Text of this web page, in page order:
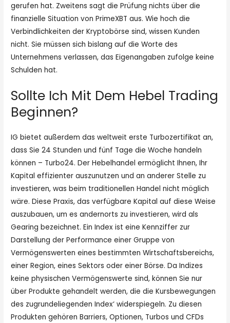
gerufen hat. Zweitens sagt die Prüfung nichts über die
finanzielle Situation von PrimeXBT aus. Wie hoch die
Verbindlichkeiten der Kryptobörse sind, wissen Kunden
nicht. Sie müssen sich bislang auf die Worte des
Unternehmens verlassen, das Eigenangaben zufolge keine
Schulden hat.
Sollte Ich Mit Dem Hebel Trading
Beginnen?
IG bietet außerdem das weltweit erste Turbozertifikat an,
dass Sie 24 Stunden und fünf Tage die Woche handeln
können – Turbo24. Der Hebelhandel ermöglicht Ihnen, Ihr
Kapital effizienter auszunutzen und an anderer Stelle zu
investieren, was beim traditionellen Handel nicht möglich
wäre. Diese Praxis, das verfügbare Kapital auf diese Weise
auszubauen, um es andernorts zu investieren, wird als
Gearing bezeichnet. Ein Index ist eine Kennziffer zur
Darstellung der Performance einer Gruppe von
Vermögenswerten eines bestimmten Wirtschaftsbereichs,
einer Region, eines Sektors oder einer Börse. Da Indizes
keine physischen Vermögenswerte sind, können Sie nur
über Produkte gehandelt werden, die die Kursbewegungen
des zugrundeliegenden Index‘ widerspiegeln. Zu diesen
Produkten gehören Barriers, Optionen, Turbos und CFDs